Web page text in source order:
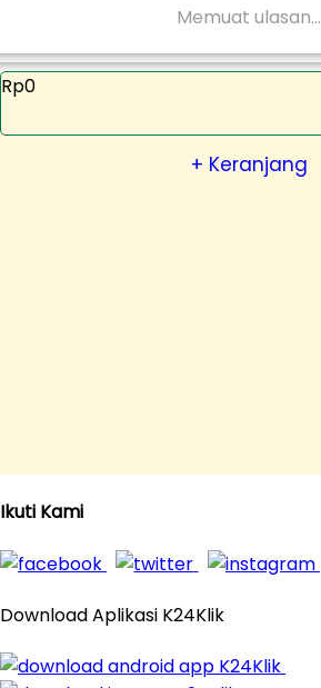
Memuat ulasan...
Rp0
+ Keranjang
Ikuti Kami
Download Aplikasi K24Klik